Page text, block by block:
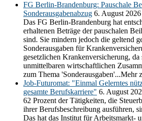
FG Berlin-Brandenburg: Pauschale
Sonderausgabenabzug 6. August 2026
Das FG Berlin-Brandenburg hat
erhaltenen Beträge der pauschalen
sind. Sie mindern jedoch die geltend
Sonderausgaben für
gesetzlichen Krankenversicherung,
unmittelbaren wirtschaftlichen
zum Thema 'Sonderausgaben'...Mehr
Job-Futuromat: "Einmal Gelerntes
gesamte Berufskarriere" 6. August
62 Prozent der Tätigkeiten, die
ihrer Berufsbeschreibung ausführen,
Das hat das Institut für Arbeitsmarkt-